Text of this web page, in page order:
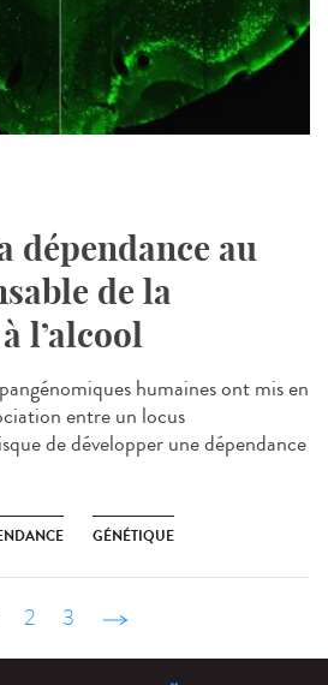
dépendance au
de la
l’alcool
humaines ont mis en
entre un locus
de développer une dépendance
GÉNÉTIQUE
2 3 suivant ›